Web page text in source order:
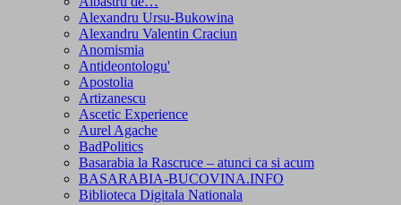
Alexandru Ursu-Bukowina
Alexandru Valentin Craciun
Anomismia
Antideontologu'
Apostolia
Artizanescu
Ascetic Experience
Aurel Agache
BadPolitics
Basarabia la Rascruce – atunci ca si acum
BASARABIA-BUCOVINA.INFO
Biblioteca Digitala Nationala